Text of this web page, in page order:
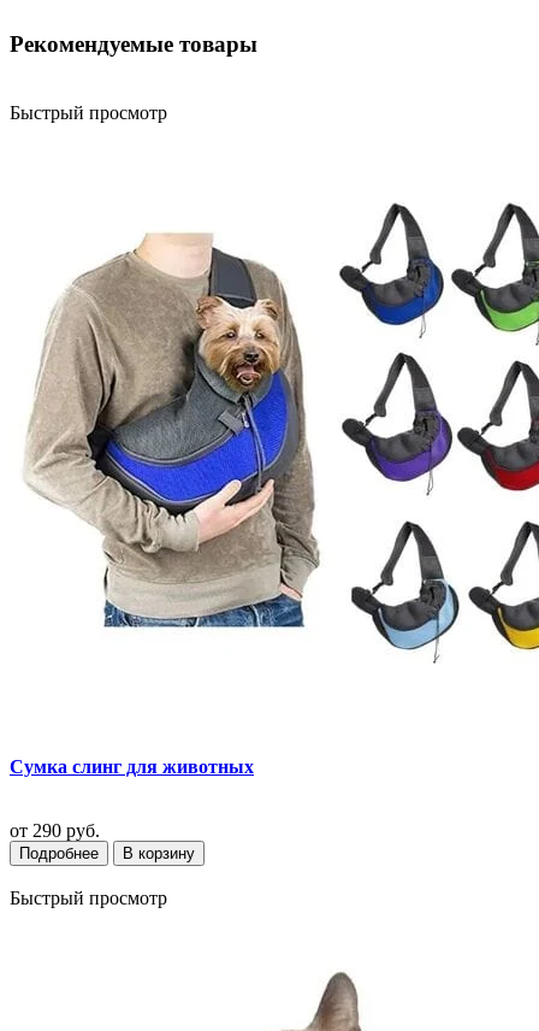
Рекомендуемые товары
Быстрый просмотр
Сумка слинг для животных
от 290 руб.
Подробнее В корзину
Быстрый просмотр